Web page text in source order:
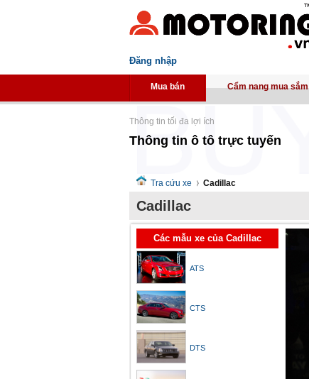
Đăng nhập
Mua bán Cẩm nang mua sắm
Thông tin tối đa lợi ích
Thông tin ô tô trực tuyến
Tra cứu xe Cadillac
Cadillac
Các mẫu xe của Cadillac
ATS
CTS
DTS